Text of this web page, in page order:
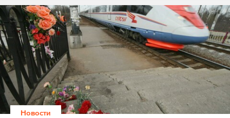
ведомство. По факту было возбуждено уголовное
дело.
По предварительным данным среди погибших
было двое детей, 12 пострадавших
госпитализировали. Водители обоих
транспортных средств живы. «Точное число
находившихся в салоне автобуса пассажиров в
Новости